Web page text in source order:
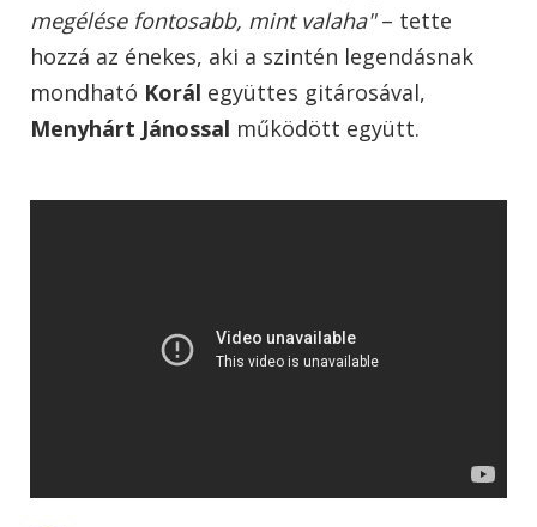
megélése fontosabb, mint valaha"– tette
hozzá az énekes, aki a szintén legendásnak
mondható Korál együttes gitárosával,
Menyhárt Jánossal működött együtt.